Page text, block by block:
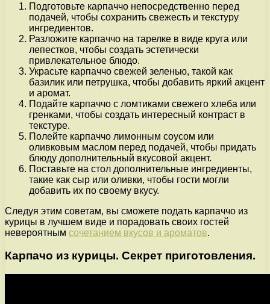
Подготовьте карпаччо непосредственно перед
подачей, чтобы сохранить свежесть и текстуру
ингредиентов.
Разложите карпаччо на тарелке в виде круга или
лепестков, чтобы создать эстетически
привлекательное блюдо.
Украсьте карпаччо свежей зеленью, такой как
базилик или петрушка, чтобы добавить яркий акцент
и аромат.
Подайте карпаччо с ломтиками свежего хлеба или
гренками, чтобы создать интересный контраст в
текстуре.
Полейте карпаччо лимонным соусом или
оливковым маслом перед подачей, чтобы придать
блюду дополнительный вкусовой акцент.
Поставьте на стол дополнительные ингредиенты,
такие как сыр или оливки, чтобы гости могли
добавить их по своему вкусу.
Следуя этим советам, вы сможете подать карпаччо из
курицы в лучшем виде и порадовать своих гостей
невероятным сочетанием вкусов и ароматов.
Карпачо из курицы. Секрет приготовления.